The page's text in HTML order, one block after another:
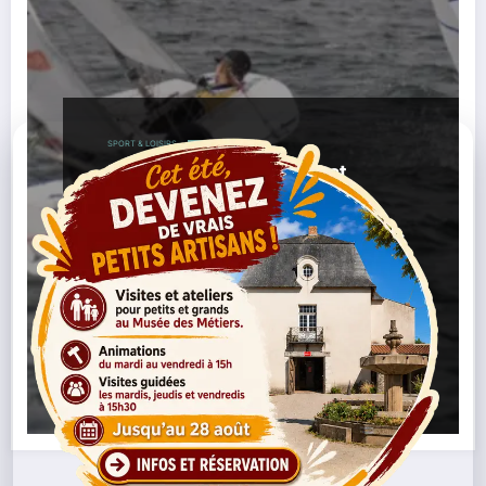
SPORT & LOISIRS
La Baule : le championnat
Handivalide Mini JI ouvre la
saison de voile les 9 et 10 mai
2026
03/05/2026 Championnat Voile,Handivalide
Mini JI, Nautisme Pays De La Loire, Régate,Sport
Inclusif,Voile La Baule
Lire la suite